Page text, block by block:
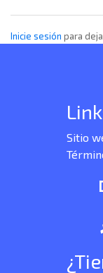
Inicie sesión para
Sitio